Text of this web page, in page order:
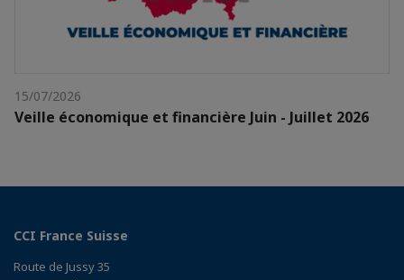
15/07/2026
Veille économique et financière Juin - Juillet 2026
CCI France Suisse
Route de Jussy 35